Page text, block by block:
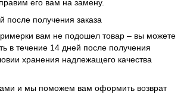
его вам на замену.
после получения заказа
вам не подошел товар – вы можете
в течение 14 дней после получения
хранения надлежащего качества
и мы поможем вам оформить возврат